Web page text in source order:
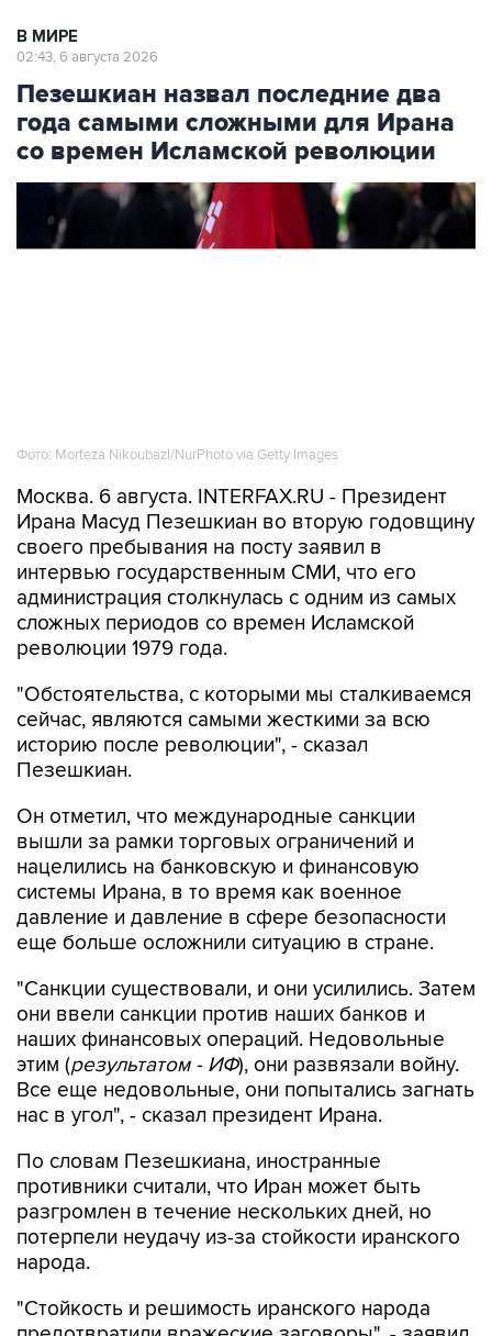
Пезешкиан назвал последние два
года самыми сложными для Ирана
со времен Исламской революции
Москва. 6 августа. INTERFAX.RU - Президент
своего пребывания на посту заявил в
интервью государственным СМИ, что его
администрация столкнулась с одним из самых
сложных периодов со времен Исламской
революции 1979 года.
"Обстоятельства, с которыми мы сталкиваемся
историю после революции", - сказал
Пезешкиан.
Он отметил, что международные санкции
нацелились на банковскую и финансовую
системы Ирана, в то время как военное
давление и давление в сфере безопасности
еще больше осложнили ситуацию в стране.
"Санкции существовали, и они усилились. Затем
наших финансовых операций. Недовольные
этим (результатом - ИФ), они развязали войну.
Все еще недовольные, они попытались загнать
нас в угол", - сказал президент Ирана.
По словам Пезешкиана, иностранные
разгромлен в течение нескольких дней, но
потерпели неудачу из-за стойкости иранского
народа.
"Стойкость и решимость иранского народа
он.